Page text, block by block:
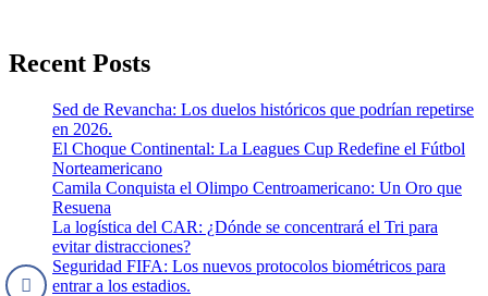
Recent Posts
Sed de Revancha: Los duelos históricos que podrían repetirse
en 2026.
El Choque Continental: La Leagues Cup Redefine el Fútbol
Norteamericano
Camila Conquista el Olimpo Centroamericano: Un Oro que
Resuena
La logística del CAR: ¿Dónde se concentrará el Tri para
evitar distracciones?
Seguridad FIFA: Los nuevos protocolos biométricos para
entrar a los estadios.